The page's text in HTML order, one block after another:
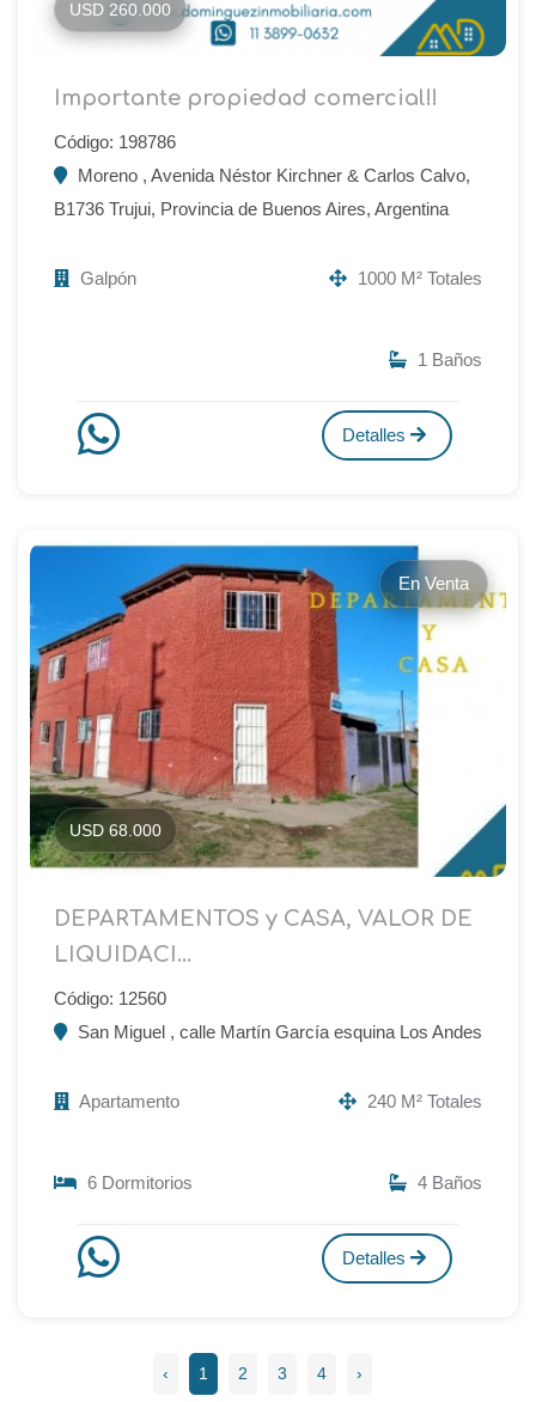
USD 260.000
Importante propiedad comercial!!
Código: 198786
Moreno , Avenida Néstor Kirchner & Carlos Calvo,
B1736 Trujui, Provincia de Buenos Aires, Argentina
Galpón 1000 M² Totales
1 Baños
Detalles
En Venta
USD 68.000
DEPARTAMENTOS y CASA, VALOR DE
LIQUIDACI...
Código: 12560
San Miguel , calle Martín García esquina Los Andes
Apartamento 240 M² Totales
6 Dormitorios 4 Baños
Detalles
‹ 1 2 3 4 ›